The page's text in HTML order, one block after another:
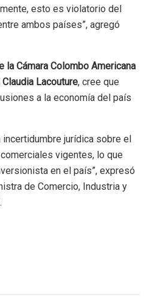
esto es violatorio del
ambos países”, agregó
la Cámara Colombo Americana
Lacouture, cree que
a la economía del país
incertidumbre jurídica sobre el
vigentes, lo que
en el país”, expresó
de Comercio, Industria y